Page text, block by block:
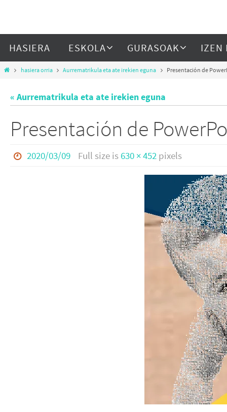
HASIERA ESKOLA GURASOAK IZEN
hasiera orria Aurrematrikula eta ate irekien eguna Presentación de
« Aurrematrikula eta ate irekien eguna
Presentación de
2020/03/09 Full size is 630 × 452pixels